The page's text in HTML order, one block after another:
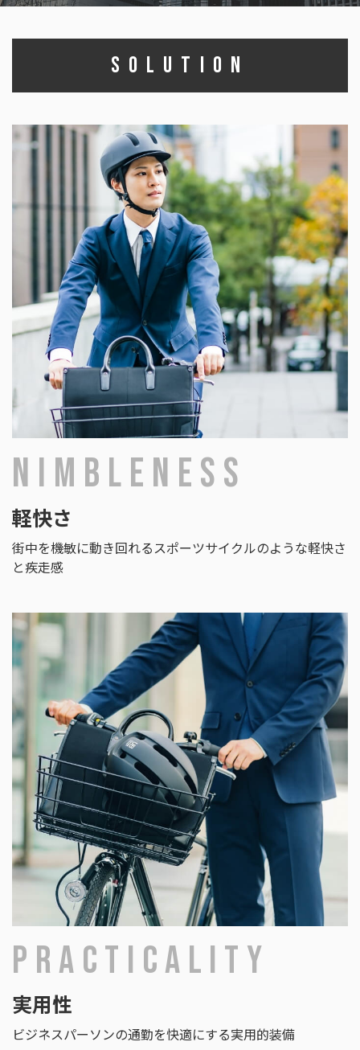
SOLUTION
NIMBLENESS
軽快さ
街中を機敏に動き回れるスポーツサイクルのような軽快さ
と疾走感
PRACTICALITY
実用性
ビジネスパーソンの通勤を快適にする実用的装備